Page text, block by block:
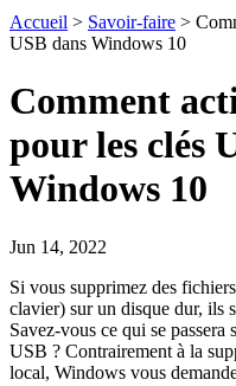
Accueil > Savoir-faire >
USB dans Windows 10
Comment
pour les clés
Windows 10
Jun 14, 2022
Si vous supprimez des
clavier) sur un disque dur, ils
Savez-vous ce qui se
USB ? Contrairement à la
local, Windows vous